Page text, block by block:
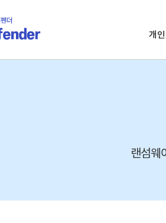
개인
랜섬웨